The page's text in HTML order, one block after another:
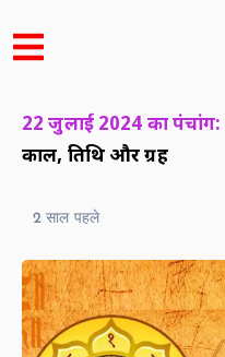
22 जुलाई 2024 का पंचांग:
काल, तिथि और ग्रह
2 साल पहले